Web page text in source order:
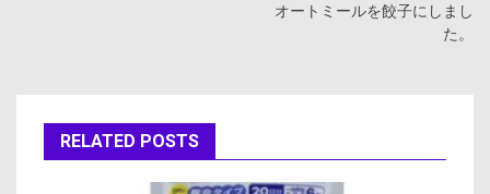
ー
シ
オートミールを餃子にしまし
た。
RELATED POSTS